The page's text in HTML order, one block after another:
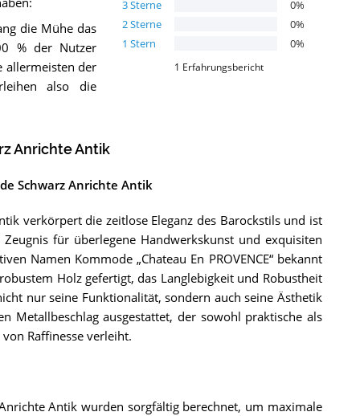
3Sterne 0%
2Sterne 0%
1 Stern 0%
1 Erfahrungsbericht
die Mühe das
% der Nutzer
allermeisten der
also die
Anrichte Antik
Schwarz Anrichte Antik
verkörpert die zeitlose Eleganz des Barockstils und ist
für überlegene Handwerkskunst und exquisiten
Namen Kommode „Chateau En PROVENCE“ bekannt
Holz gefertigt, das Langlebigkeit und Robustheit
nur seine Funktionalität, sondern auch seine Ästhetik
Metallbeschlag ausgestattet, der sowohl praktische als
Raffinesse verleiht.
Antik wurden sorgfältig berechnet, um maximale